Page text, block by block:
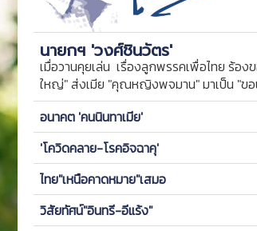
นายกฯ 'วงศ์ชินวัตร'
เมื่อวานคุยเล่น เรื่องลูกพรรคเพื่อไทย ร้อง
ใหญ่" ส่งเมีย "คุณหญิงพจมาน" มาเป็น "ขอ
ของพรรค ให้ลูกกบ-ลูกเขียดในพรรคได้เก
ซีเครียดซักนิด
อนาคต 'คนนินทาเมีย'
'โควิดคลาย-โรคอิจฉาคุ'
ไทย"เหนือคาดหมาย"เสมอ
วิสัยทัศน์"อินทรี-อีแร้ง"